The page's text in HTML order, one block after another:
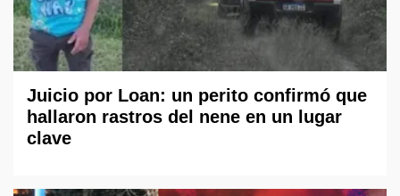
Juicio por Loan: un perito confirmó que
hallaron rastros del nene en un lugar
clave